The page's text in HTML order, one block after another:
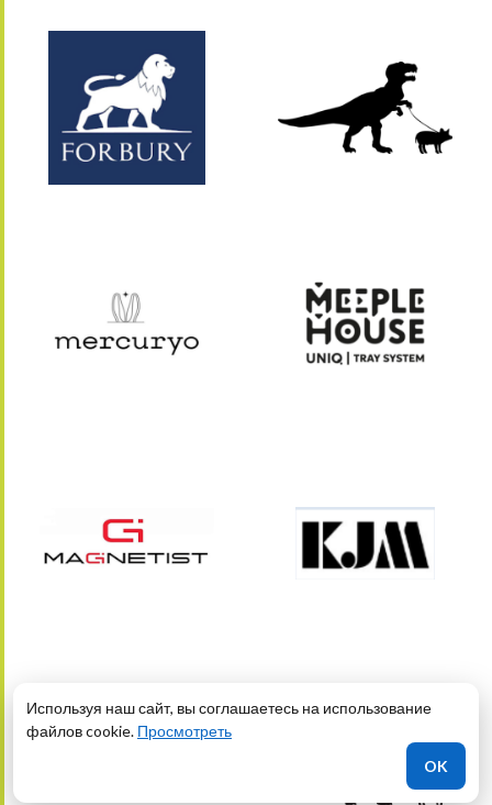
Используя наш сайт, вы соглашаетесь на использование
файлов cookie. Просмотреть
OK